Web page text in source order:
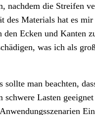
nachdem die Streifen
des Materials hat es
den Ecken und Kanten
was ich als
sollte man beachten,
schwere Lasten